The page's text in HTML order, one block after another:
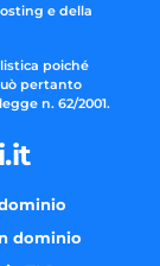
e della
poiché
pertanto
n. 62/2001.
dominio